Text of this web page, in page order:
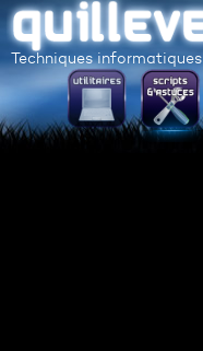
Techniques informatiques